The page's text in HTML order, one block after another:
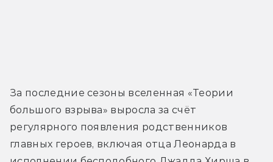
За последние сезоны вселенная «Теории
большого взрыва» выросла за счёт
регулярного появления родственников
главных героев, включая отца Леонарда в